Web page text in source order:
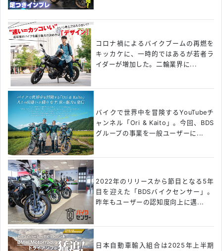
コロナ禍によるバイクブームの再燃を
キッカケに、一時的ではあるが若者ラ
イダーが増加した。二輪業界に...
バイクで世界中を冒険するYouTubeチ
ャンネル「Ori & Kaito」。今回、BDS
グループの事業を一般ユーザーに...
2022年のリリースから節目となる5年
目を迎えた「BDSバイクセンサー」。
昨年もユーザーの認知度向上に邁...
日本自動車輸入組合は2025年上半期